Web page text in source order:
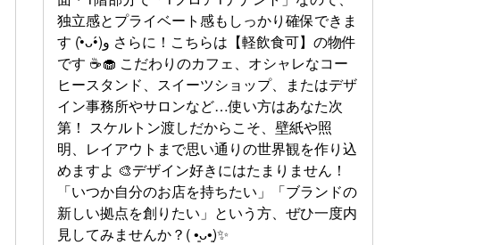
独立感とプライベート感もしっかり確保できま
す (⁠•⁠̀⁠ᴗ⁠•⁠́⁠)⁠و さらに！こちらは【軽飲食可】の物件
です ☕️🧁 こだわりのカフェ、オシャレなコー
ヒースタンド、スイーツショップ、またはデザ
イン事務所やサロンなど…使い方はあなた次
第！ スケルトン渡しだからこそ、壁紙や照
明、レイアウトまで思い通りの世界観を作り込
めますよ 🎨デザイン好きにはたまりません！
「いつか自分のお店を持ちたい」「ブランドの
新しい拠点を創りたい」という方、ぜひ一度内
見してみませんか？(⁠ ⁠•͈⁠ᴗ⁠•͈⁠)✨